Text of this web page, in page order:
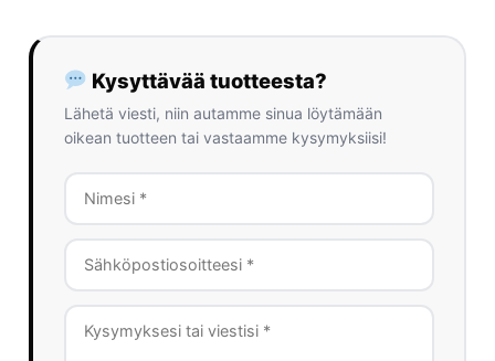
Kysyttävää tuotteesta?
Lähetä viesti, niin autamme sinua löytämään
oikean tuotteen tai vastaamme kysymyksiisi!